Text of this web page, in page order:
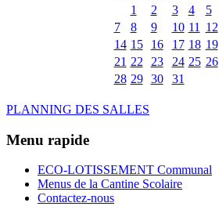
1
2 3 4 5
7
8 9 10 11 12
14 15 16 17 18 19
21 22 23 24 25 26
28 29 30 31
PLANNING DES SALLES
Menu rapide
ECO-LOTISSEMENT Communal
Menus de la Cantine Scolaire
Contactez-nous